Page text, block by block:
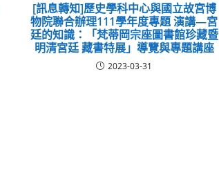
[訊息轉知]歷史學科中心與國立故宮博
物院聯合辦理111學年度專題 演講—宮
廷的知識：「梵蒂岡宗座圖書館珍藏暨
明清宮廷 藏書特展」導覽與專題講座
2023-03-31